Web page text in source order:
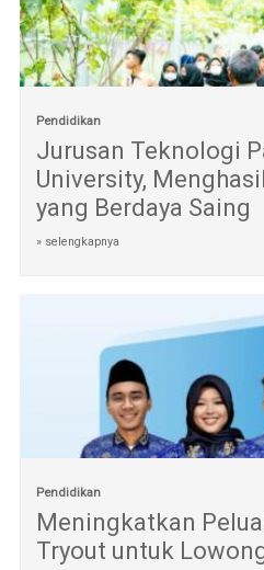
Pendidikan
Jurusan Teknologi
University,
yang Berdaya Saing
» selengkapnya
Pendidikan
Meningkatkan
Tryout untuk